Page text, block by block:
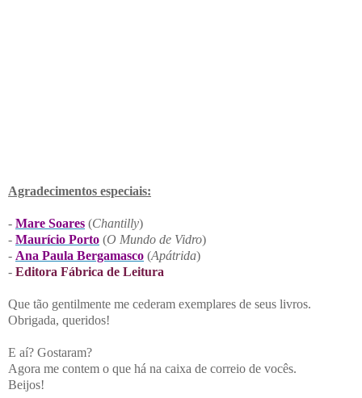
Agradecimentos especiais:
- Mare Soares (Chantilly)
- Maurício Porto (O Mundo de Vidro)
- Ana Paula Bergamasco (Apátrida)
- Editora Fábrica de Leitura
Que tão gentilmente me cederam exemplares de seus livros.
Obrigada, queridos!
E aí? Gostaram?
Agora me contem o que há na caixa de correio de vocês.
Beijos!